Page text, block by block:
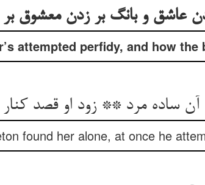
عاشق و بانگ بر زدن معشوق
attempted perfidy, and how
ساده مرد ** زود او قصد کنار
found her alone, at once he